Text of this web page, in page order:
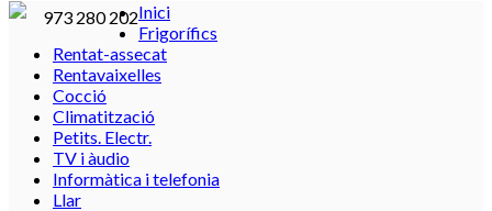
973 280 202Inici
Frigorífics
Rentat-assecat
Rentavaixelles
Cocció
Climatització
Petits. Electr.
TV i àudio
Informàtica i telefonia
Llar